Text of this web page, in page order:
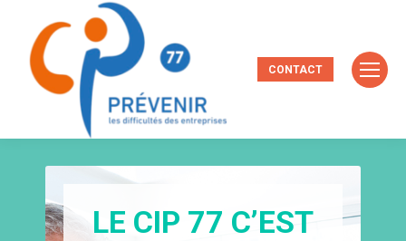
CONTACT
LE CIP 77 C’EST